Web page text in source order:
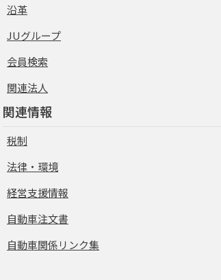
沿革
JUグループ
会員検索
関連法人
関連情報
税制
法律・環境
経営支援情報
自動車注文書
自動車関係リンク集